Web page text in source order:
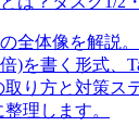
全体像を解説。
)を書く形式、
取り方と対策ス
理します。